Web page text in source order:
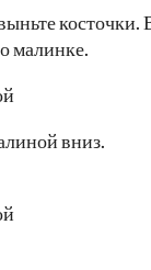
косточки.
малинке.
вниз.